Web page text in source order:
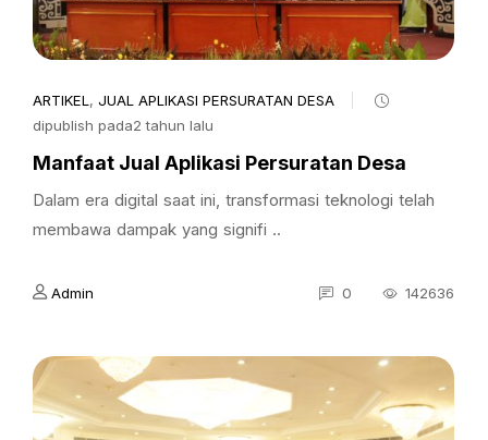
ARTIKEL , JUAL APLIKASI PERSURATAN DESA
dipublish pada2 tahun lalu
Manfaat Jual Aplikasi Persuratan Desa
Dalam era digital saat ini, transformasi teknologi telah
membawa dampak yang signifi ..
Admin 0 142636